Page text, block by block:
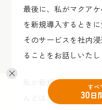
最後に、私がマクア
を新規導入するとき
そのサービスを社内
ることをお話しいたし
私が新規にITサービ
んどは、業務側から
すべ
30日